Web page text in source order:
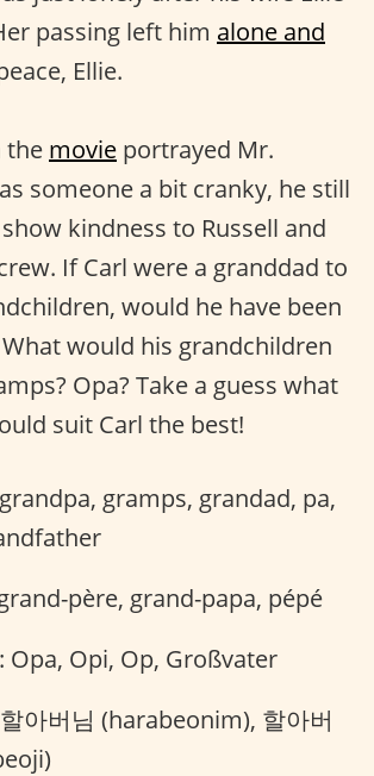
passing left him alone and
Ellie.
the movie portrayed Mr.
someone a bit cranky, he still
kindness to Russell and
If Carl were a granddad to
would he have been
What would his grandchildren
Opa? Take a guess what
suit Carl the best!
gramps, grandad, pa,
père, grand-papa, pépé
: Opa, Opi, Op, Großvater
아버님 (harabeonim), 할아버